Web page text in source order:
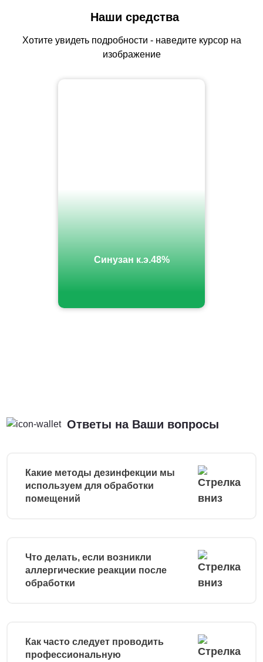
Наши средства
Хотите увидеть подробности - наведите курсор на
изображение
Синузан к.э.48%
Ответы на Ваши вопросы
Какие методы дезинфекции мы
используем для обработки
помещений
Что делать, если возникли
аллергические реакции после
обработки
Как часто следует проводить
профессиональную